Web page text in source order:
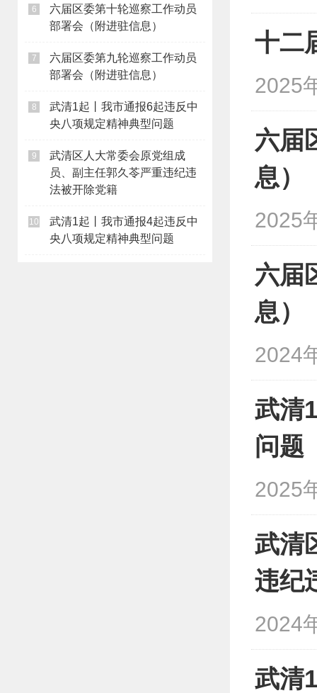
6
六届区委第十轮巡察工作动员
部署会（附进驻信息）
7
六届区委第九轮巡察工作动员
部署会（附进驻信息）
8
武清1起丨我市通报6起违反中
央八项规定精神典型问题
9
武清区人大常委会原党组成
员、副主任郭久苓严重违纪违
法被开除党籍
10
武清1起丨我市通报4起违反中
央八项规定精神典型问题
十二
2025
六届
息）
2025
六届
息）
2024
武清
问题
2025
武清
违纪
2024
武清